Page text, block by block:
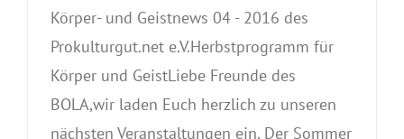
Körper- und Geistnews 04 - 2016 des
Prokulturgut.net e.V.Herbstprogramm für
Körper und GeistLiebe Freunde des
BOLA,wir laden Euch herzlich zu unseren
nächsten Veranstaltungen ein. Der Sommer